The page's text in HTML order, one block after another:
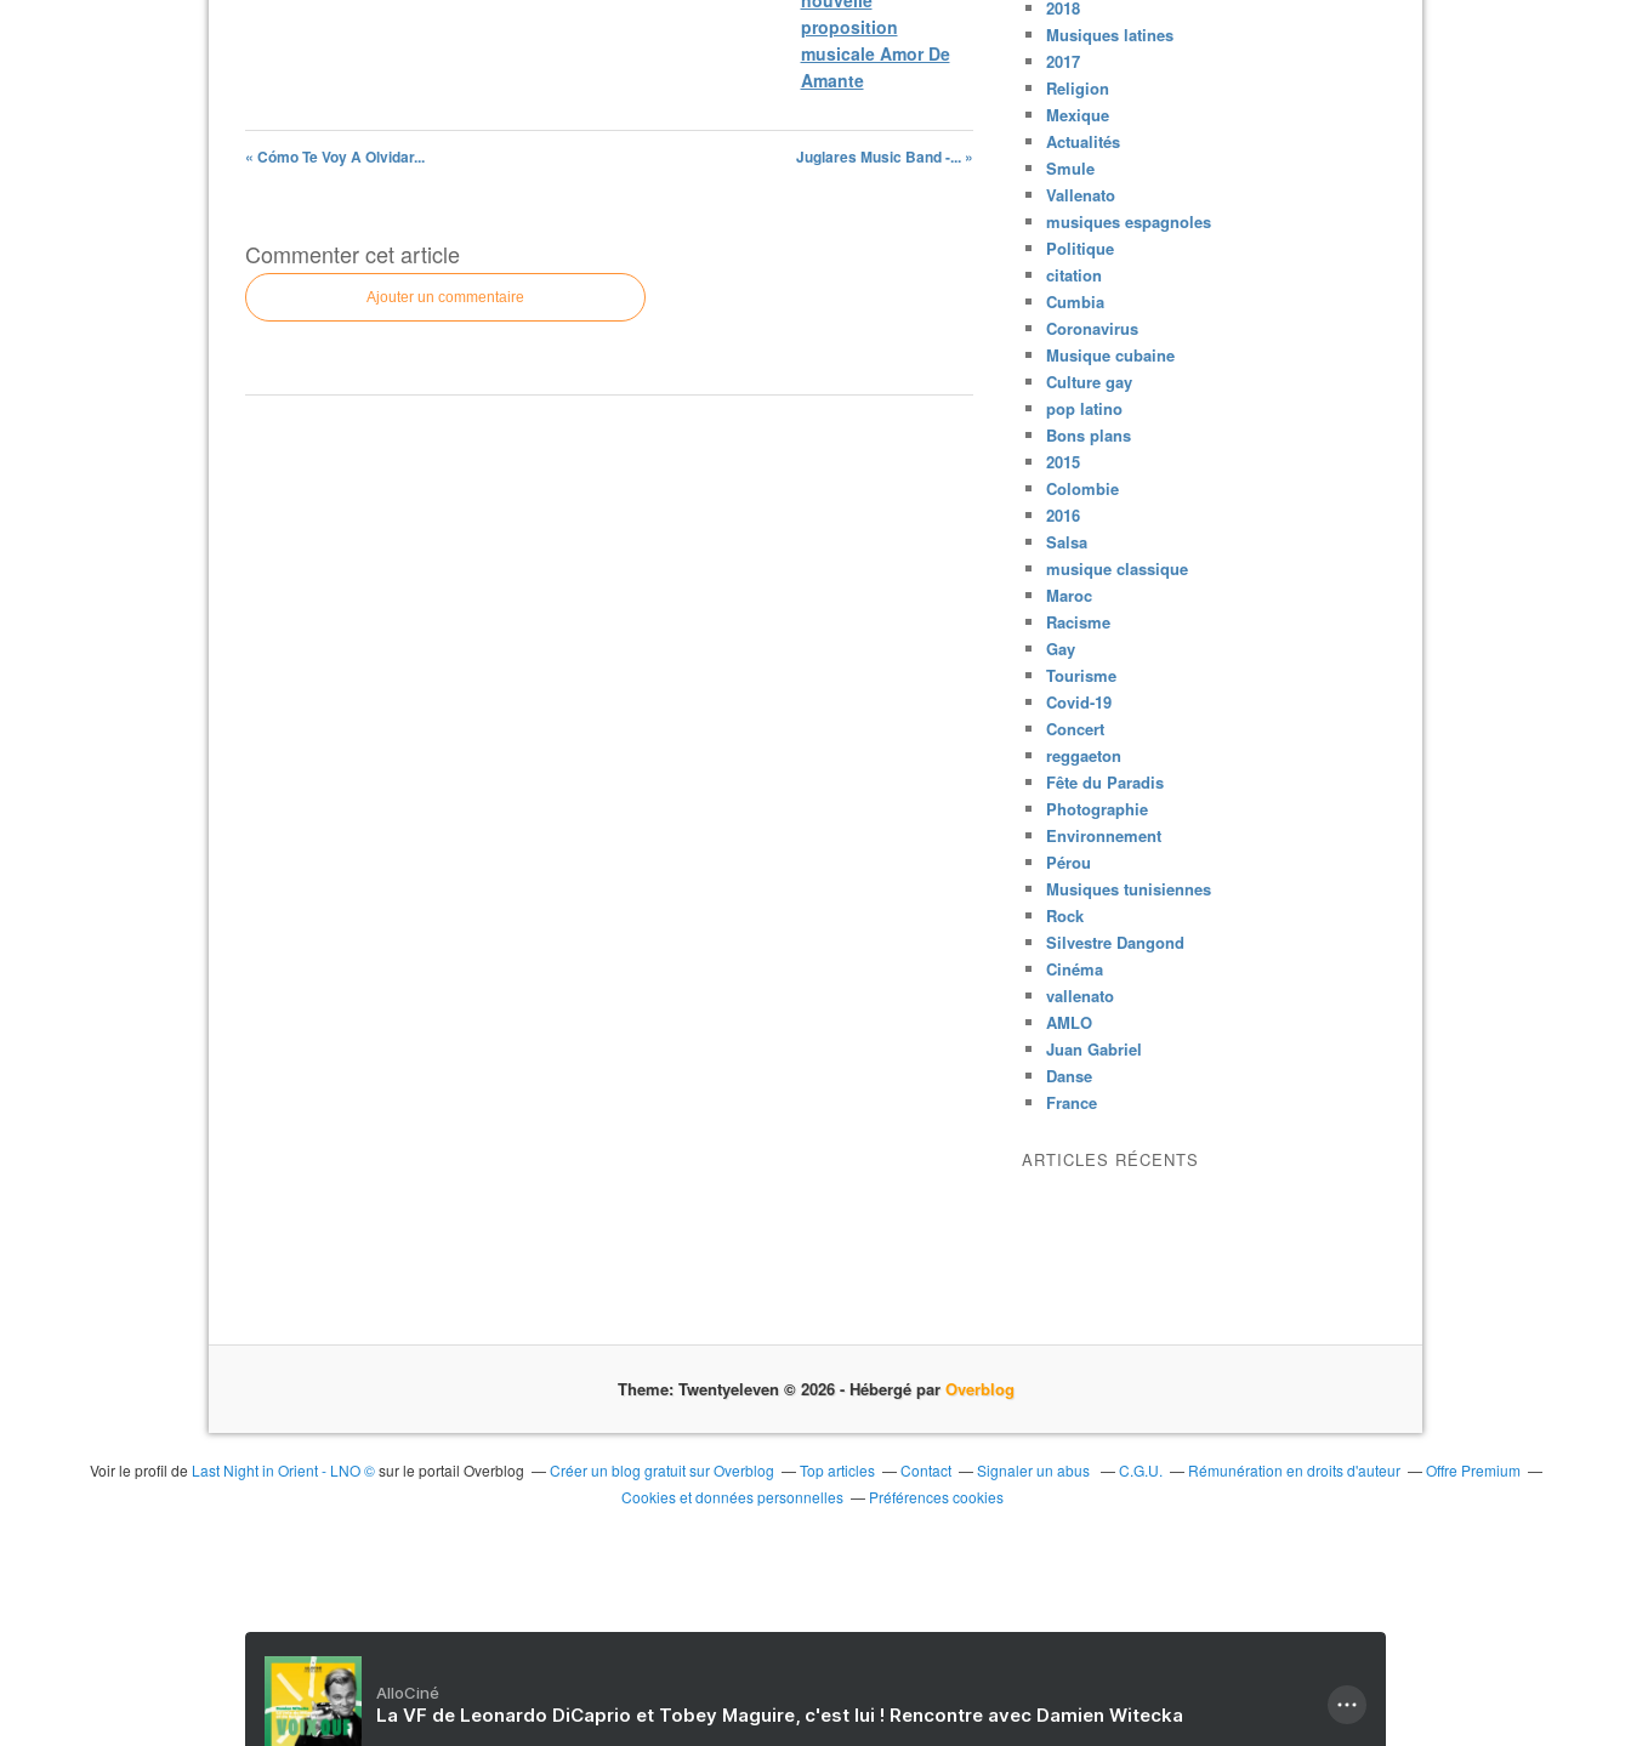
proposition
musicale Amor De
Amante
« Cómo Te Voy A Olvidar... Juglares Music Band -... »
Commenter cet article
Ajouter un commentaire
2018
Musiques latines
2017
Religion
Mexique
Actualités
Smule
Vallenato
musiques espagnoles
Politique
citation
Cumbia
Coronavirus
Musique cubaine
Culture gay
pop latino
Bons plans
2015
Colombie
2016
Salsa
musique classique
Maroc
Racisme
Gay
Tourisme
Covid-19
Concert
reggaeton
Fête du Paradis
Photographie
Environnement
Pérou
Musiques tunisiennes
Rock
Silvestre Dangond
Cinéma
vallenato
AMLO
Juan Gabriel
Danse
France
ARTICLES RÉCENTS
Theme: Twentyeleven © 2026 - Hébergé par Overblog
Voir le profil de Last Night in Orient - LNO ©sur le portail Overblog Créer un blog gratuit sur Overblog Top articles Contact Signaler un abus C.G.U. Rémunération en droits d'auteur
Offre Premium
Cookies et données personnelles
Préférences cookies
AlloCiné
La VF de Leonardo DiCaprio et Tobey Maguire, c'est lui ! Rencontre avec Damien Witecka